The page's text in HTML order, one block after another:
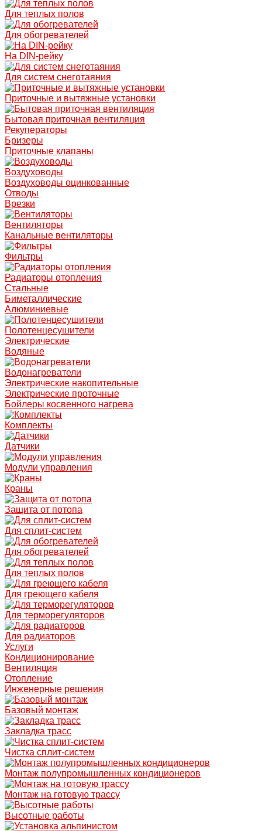
Для теплых полов
Для обогревателей
На DIN-рейку
Для систем снеготаяния
Приточные и вытяжные установки
Бытовая приточная вентиляция
Рекуператоры
Бризеры
Приточные клапаны
Воздуховоды
Воздуховоды оцинкованные
Отводы
Врезки
Вентиляторы
Канальные вентиляторы
Фильтры
Радиаторы отопления
Стальные
Биметаллические
Алюминиевые
Полотенцесушители
Электрические
Водяные
Водонагреватели
Электрические накопительные
Электрические проточные
Бойлеры косвенного нагрева
Комплекты
Датчики
Модули управления
Краны
Защита от потопа
Для сплит-систем
Для обогревателей
Для теплых полов
Для греющего кабеля
Для терморегуляторов
Для радиаторов
Услуги
Кондиционирование
Вентиляция
Отопление
Инженерные решения
Базовый монтаж
Закладка трасс
Чистка сплит-систем
Монтаж полупромышленных кондиционеров
Монтаж на готовую трассу
Высотные работы